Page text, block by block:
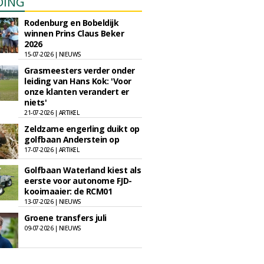
Rodenburg en Bobeldijk
winnen Prins Claus Beker
2026
15-07-2026 | NIEUWS
Grasmeesters verder onder
leiding van Hans Kok: 'Voor
onze klanten verandert er
niets'
21-07-2026 | ARTIKEL
Zeldzame engerling duikt op
golfbaan Anderstein op
17-07-2026 | ARTIKEL
Golfbaan Waterland kiest als
eerste voor autonome FJD-
kooimaaier: de RCM01
13-07-2026 | NIEUWS
Groene transfers juli
09-07-2026 | NIEUWS